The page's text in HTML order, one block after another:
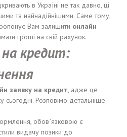
в Україні не так давно, ці
та найнадійнішими. Саме тому,
Вам залишити онлайн
гроші на свій рахунок.
кредит:
заявку на кредит, адже це
сьогодні. Розповімо детальніше
обов`язковою є
видачу позики до